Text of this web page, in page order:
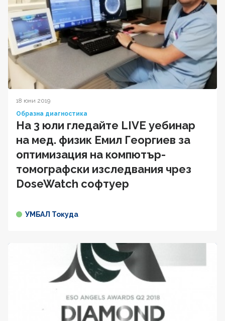
18 юни 2019
Образна диагностика
На 3 юли гледайте LIVE уебинар
на мед. физик Емил Георгиев за
оптимизация на компютър-
томографски изследвания чрез
DoseWatch софтуер
УМБАЛ Токуда